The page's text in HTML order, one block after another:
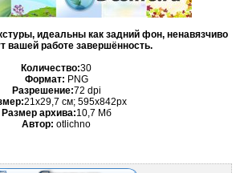
идеальны как задний фон, ненавязчиво
вашей работе завершённость.
Количество:30
Формат: PNG
Разрешение:72 dpi
21х29,7 см; 595х842рх
Размер архива:10,7 Мб
Автор: otlichno